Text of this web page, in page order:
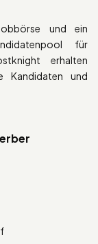
und ein
für
erhalten
Kandidaten und